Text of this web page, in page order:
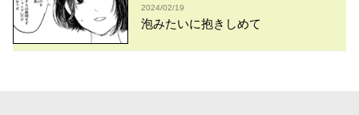
2024/02/19
泡みたいに抱きしめて